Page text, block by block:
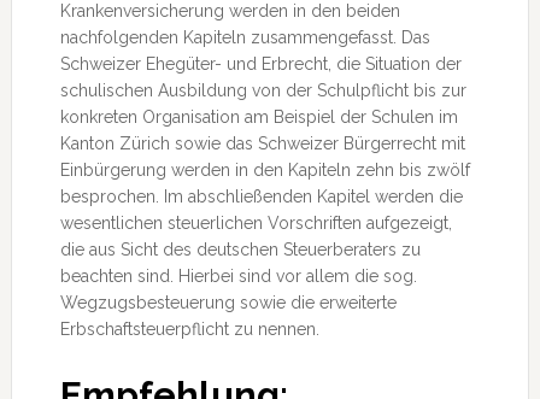
Krankenversicherung werden in den beiden
nachfolgenden Kapiteln zusammengefasst. Das
Schweizer Ehegüter- und Erbrecht, die Situation der
schulischen Ausbildung von der Schulpflicht bis zur
konkreten Organisation am Beispiel der Schulen im
Kanton Zürich sowie das Schweizer Bürgerrecht mit
Einbürgerung werden in den Kapiteln zehn bis zwölf
besprochen. Im abschließenden Kapitel werden die
wesentlichen steuerlichen Vorschriften aufgezeigt,
die aus Sicht des deutschen Steuerberaters zu
beachten sind. Hierbei sind vor allem die sog.
Wegzugsbesteuerung sowie die erweiterte
Erbschaftsteuerpflicht zu nennen.